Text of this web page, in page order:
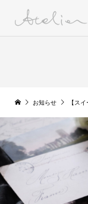
お知らせ 【ス